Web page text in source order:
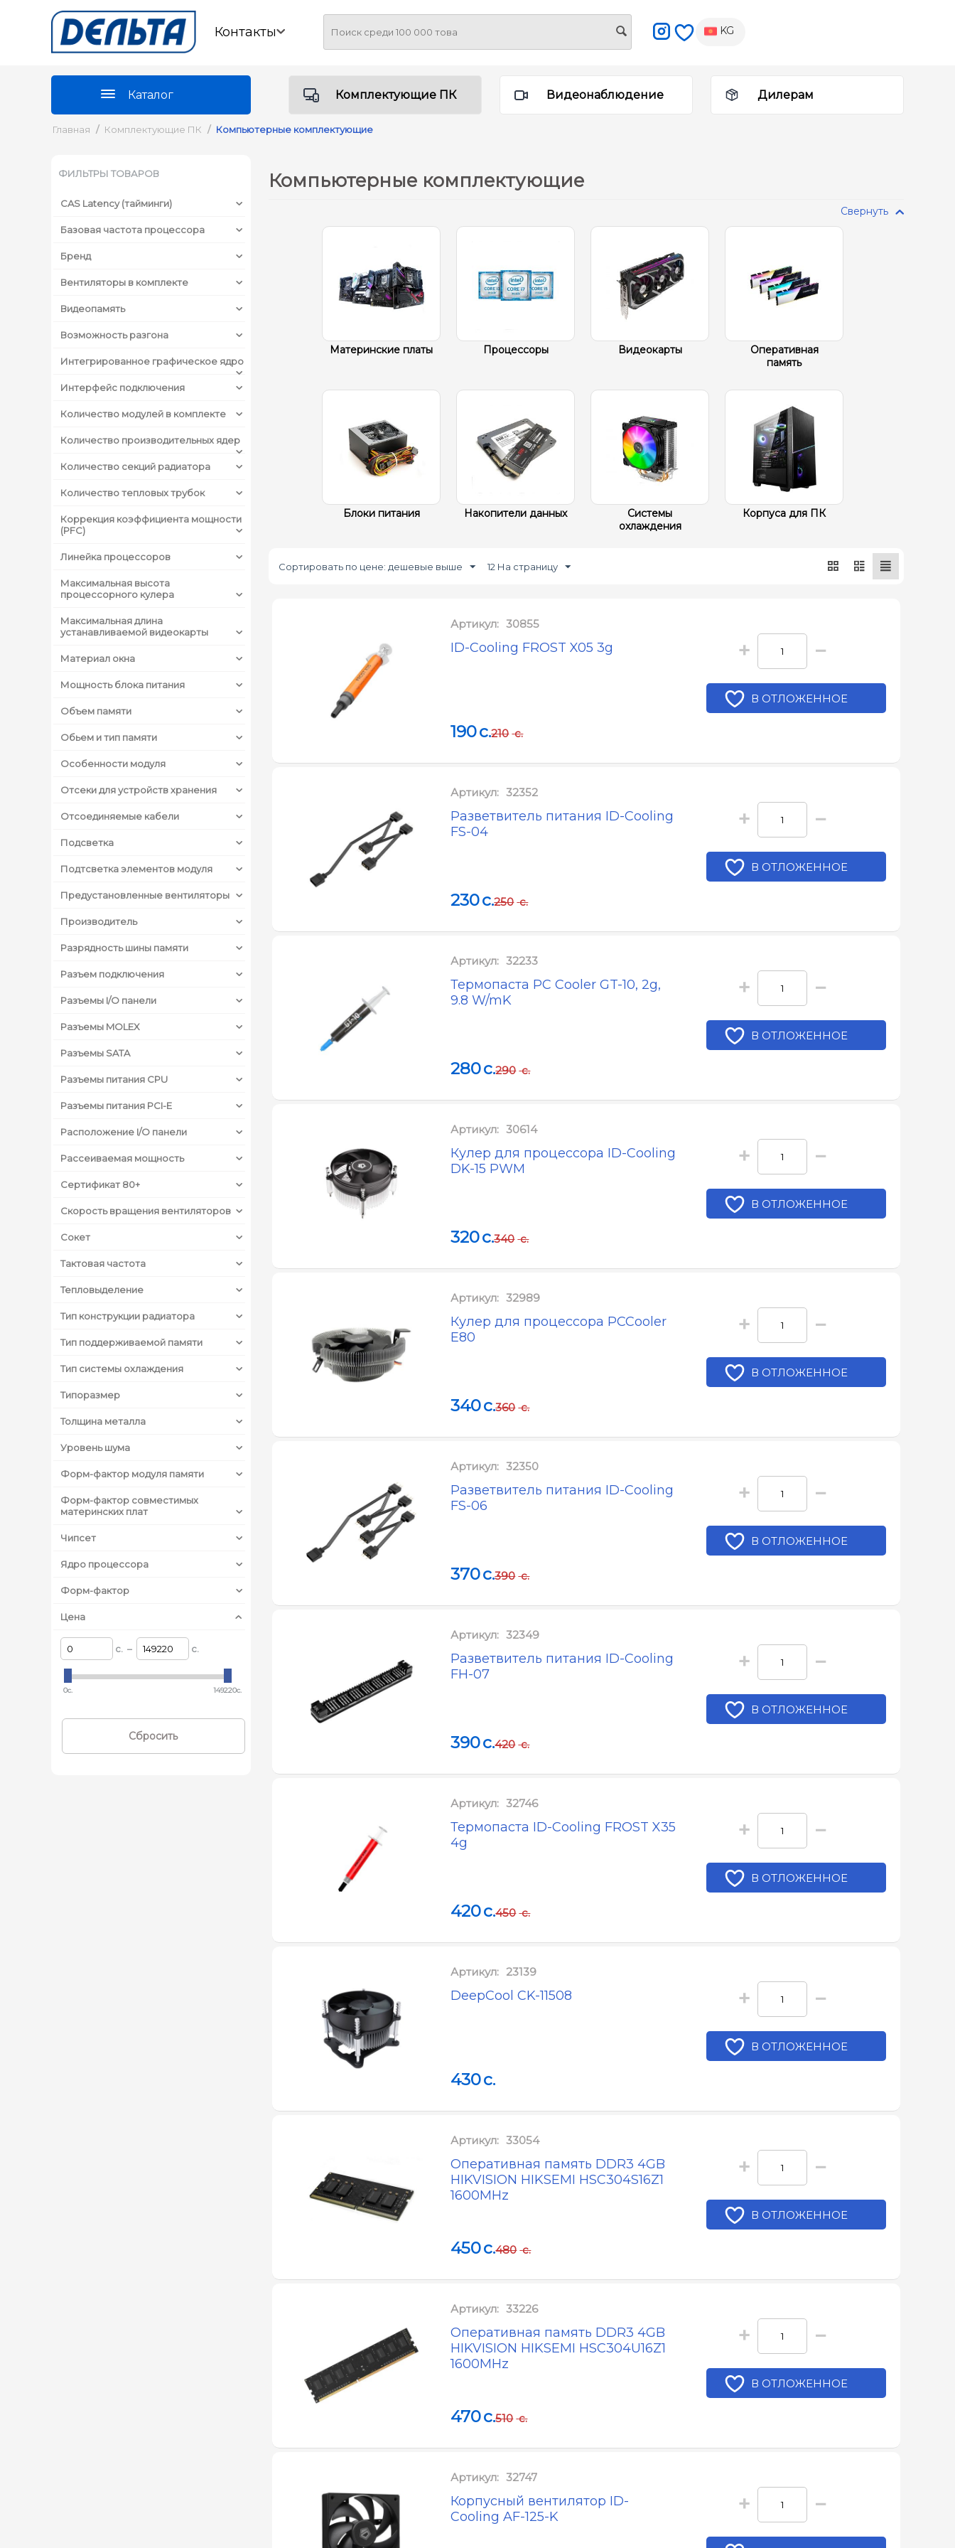
Контакты KG
Каталог Комплектующие ПК Видеонаблюдение Дилерам
Главная / Комплектующие ПК / Компьютерные комплектующие
ФИЛЬТРЫ ТОВАРОВ
CAS Latency (тайминги)
Базовая частота процессора
Бренд
Вентиляторы в комплекте
Видеопамять
Возможность разгона
Интегрированное графическое ядро
Интерфейс подключения
Количество модулей в комплекте
Количество производительных ядер
Количество секций радиатора
Количество тепловых трубок
Коррекция коэффициента мощности
(PFC)
Линейка процессоров
Максимальная высота
процессорного кулера
Максимальная длина
устанавливаемой видеокарты
Материал окна
Мощность блока питания
Объем памяти
Обьем и тип памяти
Особенности модуля
Отсеки для устройств хранения
Отсоединяемые кабели
Подсветка
Подтсветка элементов модуля
Предустановленные вентиляторы
Производитель
Разрядность шины памяти
Разъем подключения
Разъемы I/O панели
Разъемы MOLEX
Разъемы SATA
Разъемы питания CPU
Разъемы питания PCI-E
Расположение I/O панели
Рассеиваемая мощность
Сертификат 80+
Скорость вращения вентиляторов
Сокет
Тактовая частота
Тепловыделение
Тип конструкции радиатора
Тип поддерживаемой памяти
Тип системы охлаждения
Типоразмер
Толщина металла
Уровень шума
Форм-фактор модуля памяти
Форм-фактор совместимых
материнских плат
Чипсет
Ядро процессора
Форм-фактор
Цена
c. – c.
0c. 149220c.
Сбросить
Компьютерные комплектующие
Свернуть
Материнские платы Процессоры Видеокарты
Оперативная
память
Блоки питания Накопители данных
Системы
охлаждения
Корпуса для ПК
Сортировать по цене: дешевые выше 12 На страницу
Артикул: 30855
ID-Cooling FROST X05 3g
190c.210 c.
+ −
В ОТЛОЖЕННОЕ
Артикул: 32352
Разветвитель питания ID-Cooling
FS-04
230c.250 c.
+ −
В ОТЛОЖЕННОЕ
Артикул: 32233
Термопаста PC Cooler GT-10, 2g,
9.8 W/mK
280c.290 c.
+ −
В ОТЛОЖЕННОЕ
Артикул: 30614
Кулер для процессора ID-Cooling
DK-15 PWM
320c.340 c.
+ −
В ОТЛОЖЕННОЕ
Артикул: 32989
Кулер для процессора PCCooler
E80
340c.360 c.
+ −
В ОТЛОЖЕННОЕ
Артикул: 32350
Разветвитель питания ID-Cooling
FS-06
370c.390 c.
+ −
В ОТЛОЖЕННОЕ
Артикул: 32349
Разветвитель питания ID-Cooling
FH-07
390c.420 c.
+ −
В ОТЛОЖЕННОЕ
Артикул: 32746
Термопаста ID-Cooling FROST X35
4g
420c.450 c.
+ −
В ОТЛОЖЕННОЕ
Артикул: 23139
DeepCool CK-11508
430c.
+ −
В ОТЛОЖЕННОЕ
Артикул: 33054
Оперативная память DDR3 4GB
HIKVISION HIKSEMI HSC304S16Z1
1600MHz
450c.480 c.
+ −
В ОТЛОЖЕННОЕ
Артикул: 33226
Оперативная память DDR3 4GB
HIKVISION HIKSEMI HSC304U16Z1
1600MHz
470c.510 c.
+ −
В ОТЛОЖЕННОЕ
Артикул: 32747
Корпусный вентилятор ID-
Cooling AF-125-K
+ −